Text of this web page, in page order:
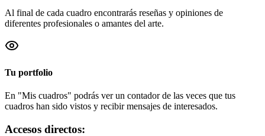
Al final de cada cuadro encontrarás reseñas y opiniones de
diferentes profesionales o amantes del arte.
Tu portfolio
En "Mis cuadros" podrás ver un contador de las veces que tus
cuadros han sido vistos y recibir mensajes de interesados.
Accesos directos: